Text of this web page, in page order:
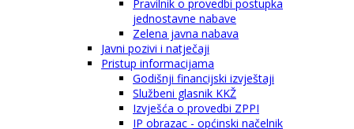
Pravilnik o provedbi postupka
jednostavne nabave
Zelena javna nabava
Javni pozivi i natječaji
Pristup informacijama
Godišnji financijski izvještaji
Službeni glasnik KKŽ
Izvješća o provedbi ZPPI
IP obrazac - općinski načelnik